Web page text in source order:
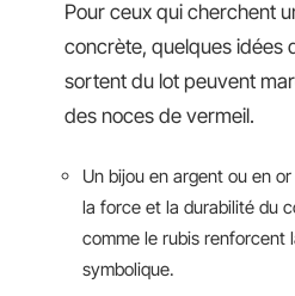
Pour ceux qui cherchent
concrète, quelques idées
sortent du lot peuvent
des noces de vermeil.
Un bijou en argent ou en
la force et la durabilité du
comme le rubis renforcent
symbolique.